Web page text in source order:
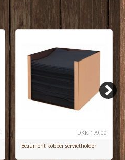
DKK 179,00
Beaumont kobber servietholder